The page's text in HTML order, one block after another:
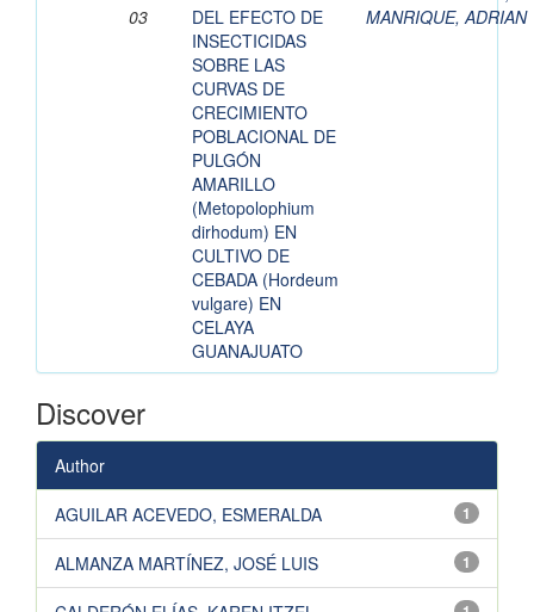
03
DEL EFECTO DE
INSECTICIDAS
SOBRE LAS
CURVAS DE
CRECIMIENTO
POBLACIONAL DE
PULGÓN
AMARILLO
(Metopolophium
dirhodum) EN
CULTIVO DE
CEBADA (Hordeum
vulgare) EN
CELAYA
GUANAJUATO
MANRIQUE, ADRIAN
Discover
Author
1
AGUILAR ACEVEDO, ESMERALDA
1
ALMANZA MARTÍNEZ, JOSÉ LUIS